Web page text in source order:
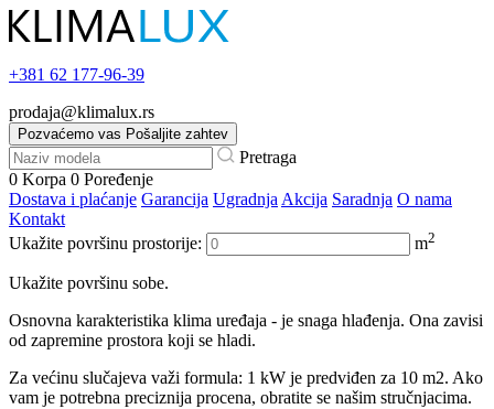
+381 62 177-96-39
prodaja@klimalux.rs
Pozvaćemo vas Pošaljite zahtev
Pretraga
0 Korpa 0 Poređenje
Dostava i plaćanje Garancija Ugradnja Akcija Saradnja O nama
Kontakt
Ukažite površinu prostorije:
m2
Ukažite površinu sobe.
Osnovna karakteristika klima uređaja - je snaga hlađenja. Ona zavisi
od zapremine prostora koji se hladi.
Za većinu slučajeva važi formula: 1 kW je predviđen za 10 m2. Ako
vam je potrebna preciznija procena, obratite se našim stručnjacima.